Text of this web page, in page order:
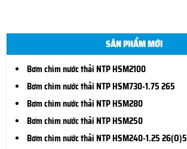
SẢN PHẨM MỚI
Bơm chìm nước thải NTP HSM2100
Bơm chìm nước thải NTP HSM730-1.75 265
Bơm chìm nước thải NTP HSM280
Bơm chìm nước thải NTP HSM250
Bơm chìm nước thải NTP HSM240-1.25 26(O)5